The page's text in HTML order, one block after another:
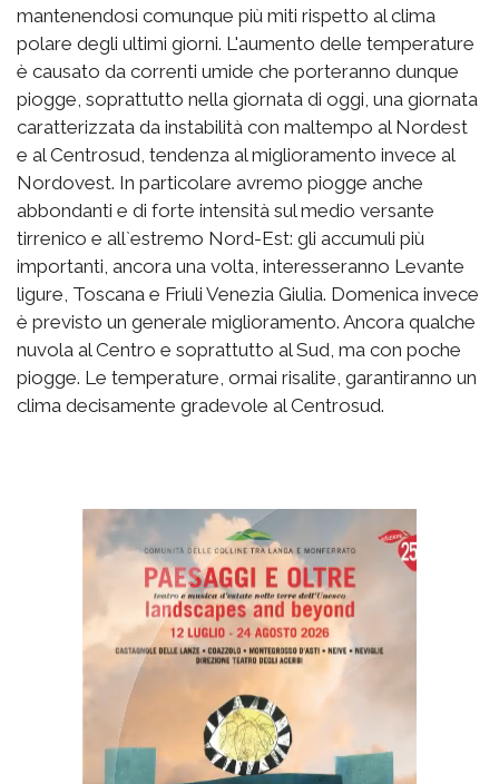
mantenendosi comunque più miti rispetto al clima
polare degli ultimi giorni. L'aumento delle temperature
è causato da correnti umide che porteranno dunque
piogge, soprattutto nella giornata di oggi, una giornata
caratterizzata da instabilità con maltempo al Nordest
e al Centrosud, tendenza al miglioramento invece al
Nordovest. In particolare avremo piogge anche
abbondanti e di forte intensità sul medio versante
tirrenico e all`estremo Nord-Est: gli accumuli più
importanti, ancora una volta, interesseranno Levante
ligure, Toscana e Friuli Venezia Giulia. Domenica invece
è previsto un generale miglioramento. Ancora qualche
nuvola al Centro e soprattutto al Sud, ma con poche
piogge. Le temperature, ormai risalite, garantiranno un
clima decisamente gradevole al Centrosud.